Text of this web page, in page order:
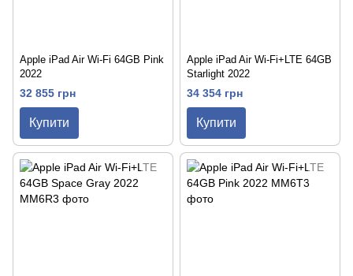
Apple iPad Air Wi-Fi 64GB Pink
2022
32 855 грн
Купити
Apple iPad Air Wi-Fi+LTE 64GB
Starlight 2022
34 354 грн
Купити